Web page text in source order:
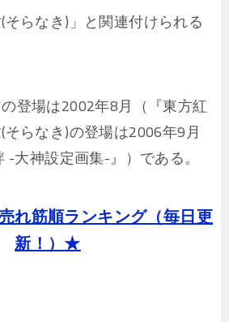
らなき)」と関連付けられる
登場は2002年8月（『東方紅
らなき)の登場は2006年9月
-大神設定画集-』）である。
れ筋順ランキング（毎日更
新！）★